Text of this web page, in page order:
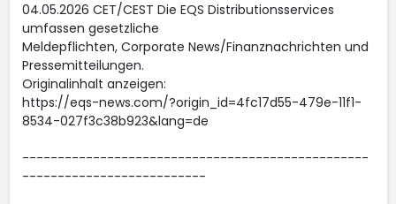
04.05.2026 CET/CEST Die EQS Distributionsservices
umfassen gesetzliche
Meldepflichten, Corporate News/Finanznachrichten und
Pressemitteilungen.
Originalinhalt anzeigen:
https://eqs-news.com/?origin_id=4fc17d55-479e-11f1-
8534-027f3c38b923&lang=de
-------------------------------------------------
--------------------------